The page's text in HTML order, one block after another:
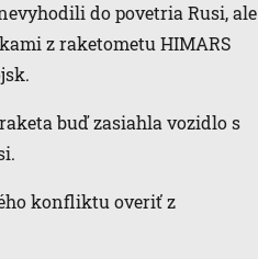
do povetria Rusi, ale
z raketometu HIMARS
buď zasiahla vozidlo s
konfliktu overiť z